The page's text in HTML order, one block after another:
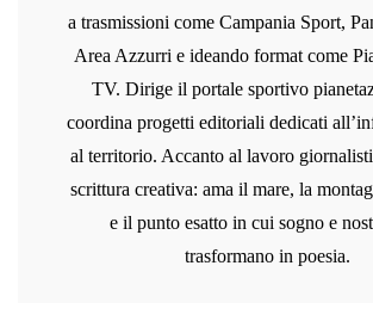
a trasmissioni come Campania Sport,
Area Azzurri e ideando format come
TV. Dirige il portale sportivo
coordina progetti editoriali dedicati
al territorio. Accanto al lavoro
scrittura creativa: ama il mare, la
e il punto esatto in cui sogno e
trasformano in poesia.